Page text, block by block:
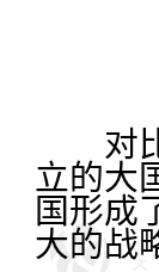
对比
立的大
国形成
大的战